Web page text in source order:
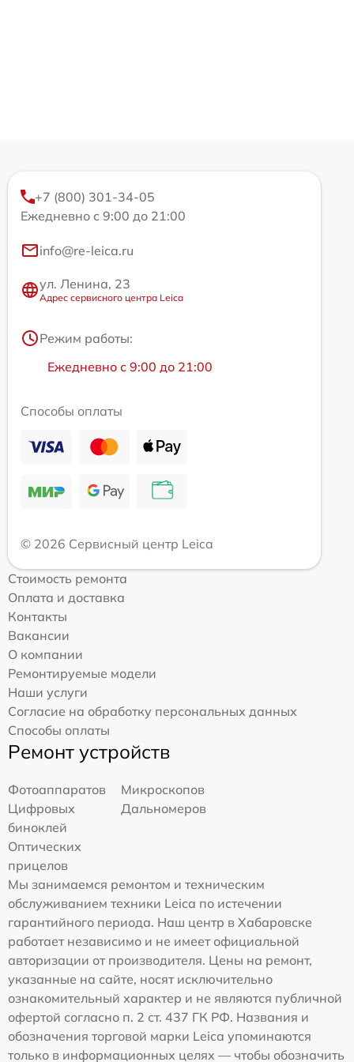
+7 (800) 301-34-05
Ежедневно с 9:00 до 21:00
info@re-leica.ru
ул. Ленина, 23
Адрес сервисного центра Leica
Режим работы:
Ежедневно с 9:00 до 21:00
Способы оплаты
© 2026 Сервисный центр Leica
Стоимость ремонта
Оплата и доставка
Контакты
Вакансии
О компании
Ремонтируемые модели
Наши услуги
Согласие на обработку персональных данных
Способы оплаты
Ремонт устройств
Фотоаппаратов
Микроскопов
Цифровых
биноклей
Дальномеров
Оптических
прицелов
Мы занимаемся ремонтом и техническим
обслуживанием техники Leica по истечении
гарантийного периода. Наш центр в Хабаровске
работает независимо и не имеет официальной
авторизации от производителя. Цены на ремонт,
указанные на сайте, носят исключительно
ознакомительный характер и не являются публичной
офертой согласно п. 2 ст. 437 ГК РФ. Названия и
обозначения торговой марки Leica упоминаются
только в информационных целях — чтобы обозначить